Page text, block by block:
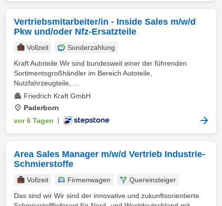
Vertriebsmitarbeiter/in - Inside Sales m/w/d
Pkw und/oder Nfz-Ersatzteile
Vollzeit
Sonderzahlung
Kraft Autoteile Wir sind bundesweit einer der führenden
Sortimentsgroßhändler im Bereich Autoteile,
Nutzfahrzeugteile, ...
Friedrich Kraft GmbH
Paderborn
vor 6 Tagen
Area Sales Manager m/w/d Vertrieb Industrie-
Schmierstoffe
Vollzeit Firmenwagen
Quereinsteiger
Das sind wir Wir sind der innovative und zukunftsorientierte